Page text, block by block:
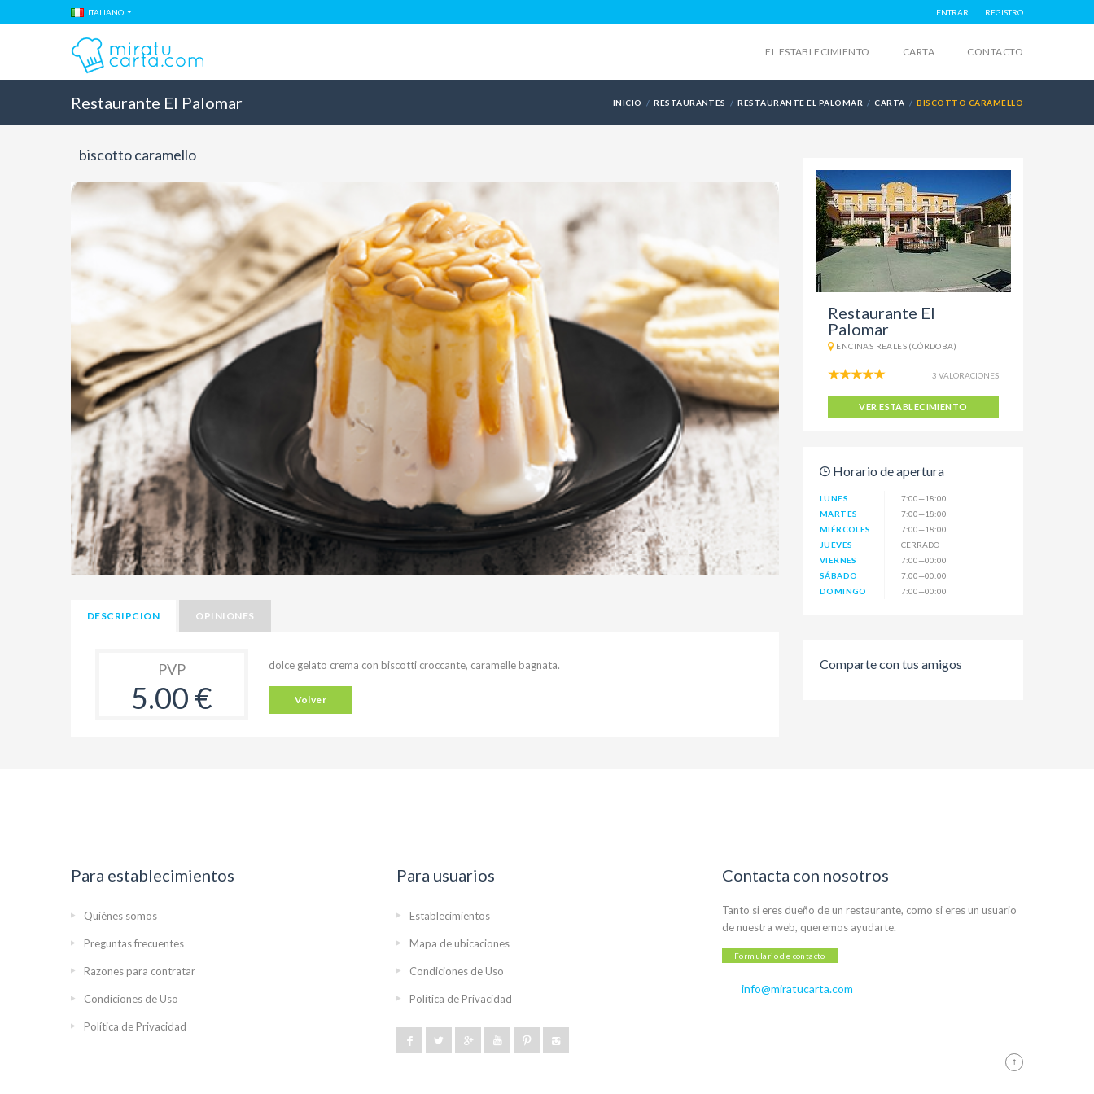
ITALIANO ENTRAR REGISTRO
EL ESTABLECIMIENTO CARTA CONTACTO
Restaurante El Palomar INICIO RESTAURANTES RESTAURANTE EL PALOMAR CARTA BISCOTTO CARAMELLO
biscotto caramello
DESCRIPCION OPINIONES
PVP
5.00 €
dolce gelato crema con biscotti croccante, caramelle bagnata.
Volver
Restaurante El
Palomar
ENCINAS REALES (CÓRDOBA)
3 VALORACIONES
VER ESTABLECIMIENTO
Horario de apertura
LUNES
7:00—18:00
MARTES
7:00—18:00
MIÉRCOLES
7:00—18:00
JUEVES
CERRADO
VIERNES
7:00—00:00
SÁBADO
7:00—00:00
DOMINGO
7:00—00:00
Comparte con tus amigos
Para establecimientos
Quiénes somos
Preguntas frecuentes
Razones para contratar
Condiciones de Uso
Política de Privacidad
Para usuarios
Establecimientos
Mapa de ubicaciones
Condiciones de Uso
Política de Privacidad
Contacta con nosotros
Tanto si eres dueño de un restaurante, como si eres un usuario
de nuestra web, queremos ayudarte.
Formulario de contacto
info@miratucarta.com